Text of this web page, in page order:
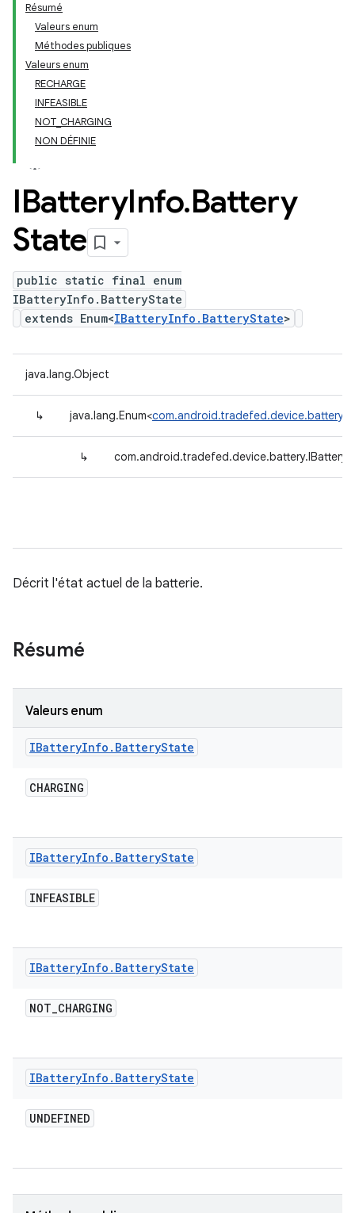
Résumé
Valeurs enum
Méthodes publiques
Valeurs enum
RECHARGE
INFEASIBLE
NOT_CHARGING
NON DÉFINIE
IBatteryInfo.Battery
State
public static final enum
IBatteryInfo.BatteryState
extends Enum<IBatteryInfo.BatteryState>
java.lang.Object
↳ java.lang.Enum<
↳
Décrit l'état actuel de la batterie.
Résumé
Valeurs enum
IBatteryInfo . BatteryState
CHARGING
IBatteryInfo . BatteryState
INFEASIBLE
IBatteryInfo . BatteryState
NOT_CHARGING
IBatteryInfo . BatteryState
UNDEFINED